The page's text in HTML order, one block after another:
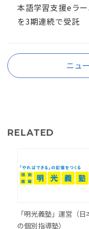
本語学習支援eラ
を3期連続で受託
ニュ
RELATED
「明光義塾」運営（日
の個別指導塾）